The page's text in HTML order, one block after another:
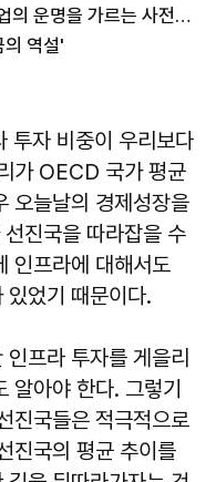
사고는 97초, 복구는 수개월…기업의 운명을 가르는 사전 준비
의 역설'
투자 비중이 우리보다
가 OECD 국가 평균
오늘날의 경제성장을
진국을 따라잡을 수
인프라에 대해서도
있었기 때문이다.
프라 투자를 게을리
알아야 한다. 그렇기
진국들은 적극적으로
진국의 평균 추이를